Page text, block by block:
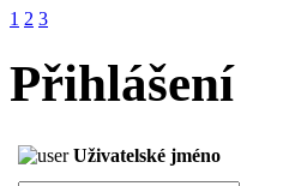
2
Přihlášení